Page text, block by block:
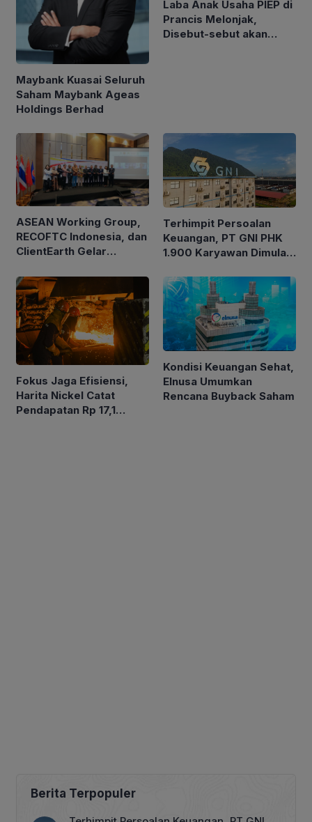
Maybank Kuasai Seluruh
Saham Maybank Ageas
Holdings Berhad
Laba Anak Usaha PIEP di
Prancis Melonjak,
Disebut-sebut akan
ASEAN Working Group,
RECOFTC Indonesia, dan
ClientEarth Gelar
untuk Memperkuat Tata
Kelola Perhutanan Sosial
Terhimpit Persoalan
Keuangan, PT GNI PHK
1.900 Karyawan Dimulai
Fokus Jaga Efisiensi,
Harita Nickel Catat
Pendapatan Rp 17,1
Kondisi Keuangan Sehat,
Elnusa Umumkan
Rencana Buyback Saham
Berita Terpopuler